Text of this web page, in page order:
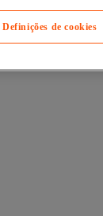
Definições de cookies